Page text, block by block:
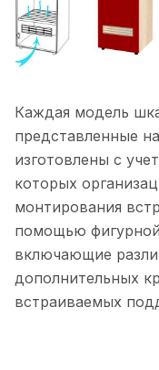
Каждая модель
представленные
изготовлены с
которых
монтирования
помощью
включающие
дополнительных
встраиваемых